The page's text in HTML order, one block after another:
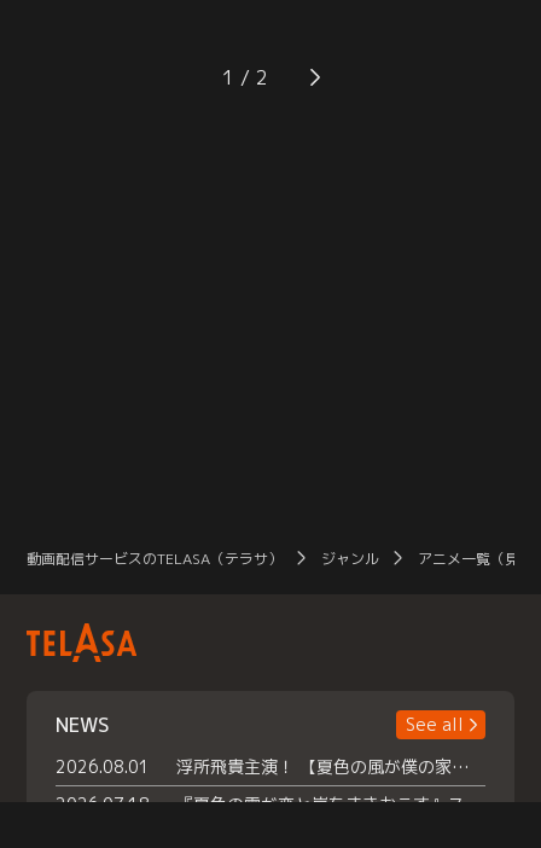
なる…。一方、素晴はサイン会に集
まってくれた人たちを前にして、緊
のあまりお腹を鳴らす素晴。ハルに
も分けてあげたいところだが人間の
1
動画配信サービスのTELASA（テラサ） ジャンル アニメ一覧（見放
NEWS
See all
2026.08.01
浮所飛貴主演！ 【夏色の風が僕の家にやってきた】 本日よりテラサで独占配信スタート！
2026.07.18
『夏色の雲が恋と嵐をまきおこす』スペシャルメイキング 【Part1】2026年７月18日（土）23時30分～配信スタート！話題のシーンの裏側を大公開！豪華キャスト大集合！ 『武宮家 真夏の家族会議』開催！